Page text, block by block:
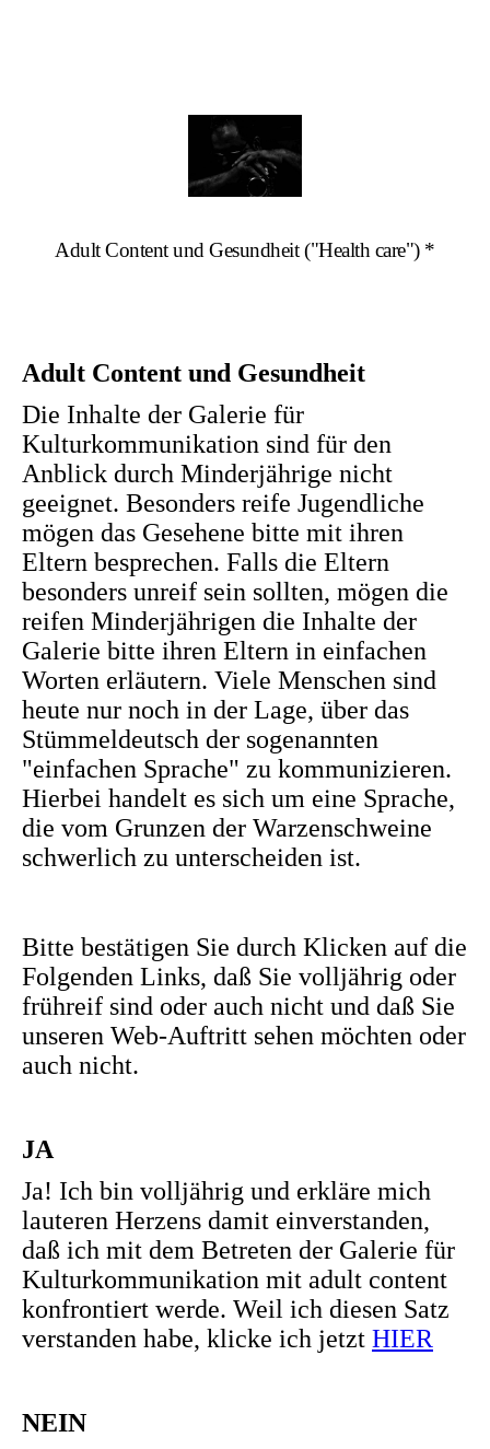
Adult Content und Gesundheit ("Health care") *
Adult Content und Gesundheit
Die Inhalte der Galerie für
Kulturkommunikation sind für den
Anblick durch Minderjährige nicht
geeignet. Besonders reife Jugendliche
mögen das Gesehene bitte mit ihren
Eltern besprechen. Falls die Eltern
besonders unreif sein sollten, mögen die
reifen Minderjährigen die Inhalte der
Galerie bitte ihren Eltern in einfachen
Worten erläutern. Viele Menschen sind
heute nur noch in der Lage, über das
Stümmeldeutsch der sogenannten
"einfachen Sprache" zu kommunizieren.
Hierbei handelt es sich um eine Sprache,
die vom Grunzen der Warzenschweine
schwerlich zu unterscheiden ist.
Bitte bestätigen Sie durch Klicken auf die
Folgenden Links, daß Sie volljährig oder
frühreif sind oder auch nicht und daß Sie
unseren Web-Auftritt sehen möchten oder
auch nicht.
JA
Ja! Ich bin volljährig und erkläre mich
lauteren Herzens damit einverstanden,
daß ich mit dem Betreten der Galerie für
Kulturkommunikation mit adult content
konfrontiert werde. Weil ich diesen Satz
verstanden habe, klicke ich jetzt HIER
NEIN